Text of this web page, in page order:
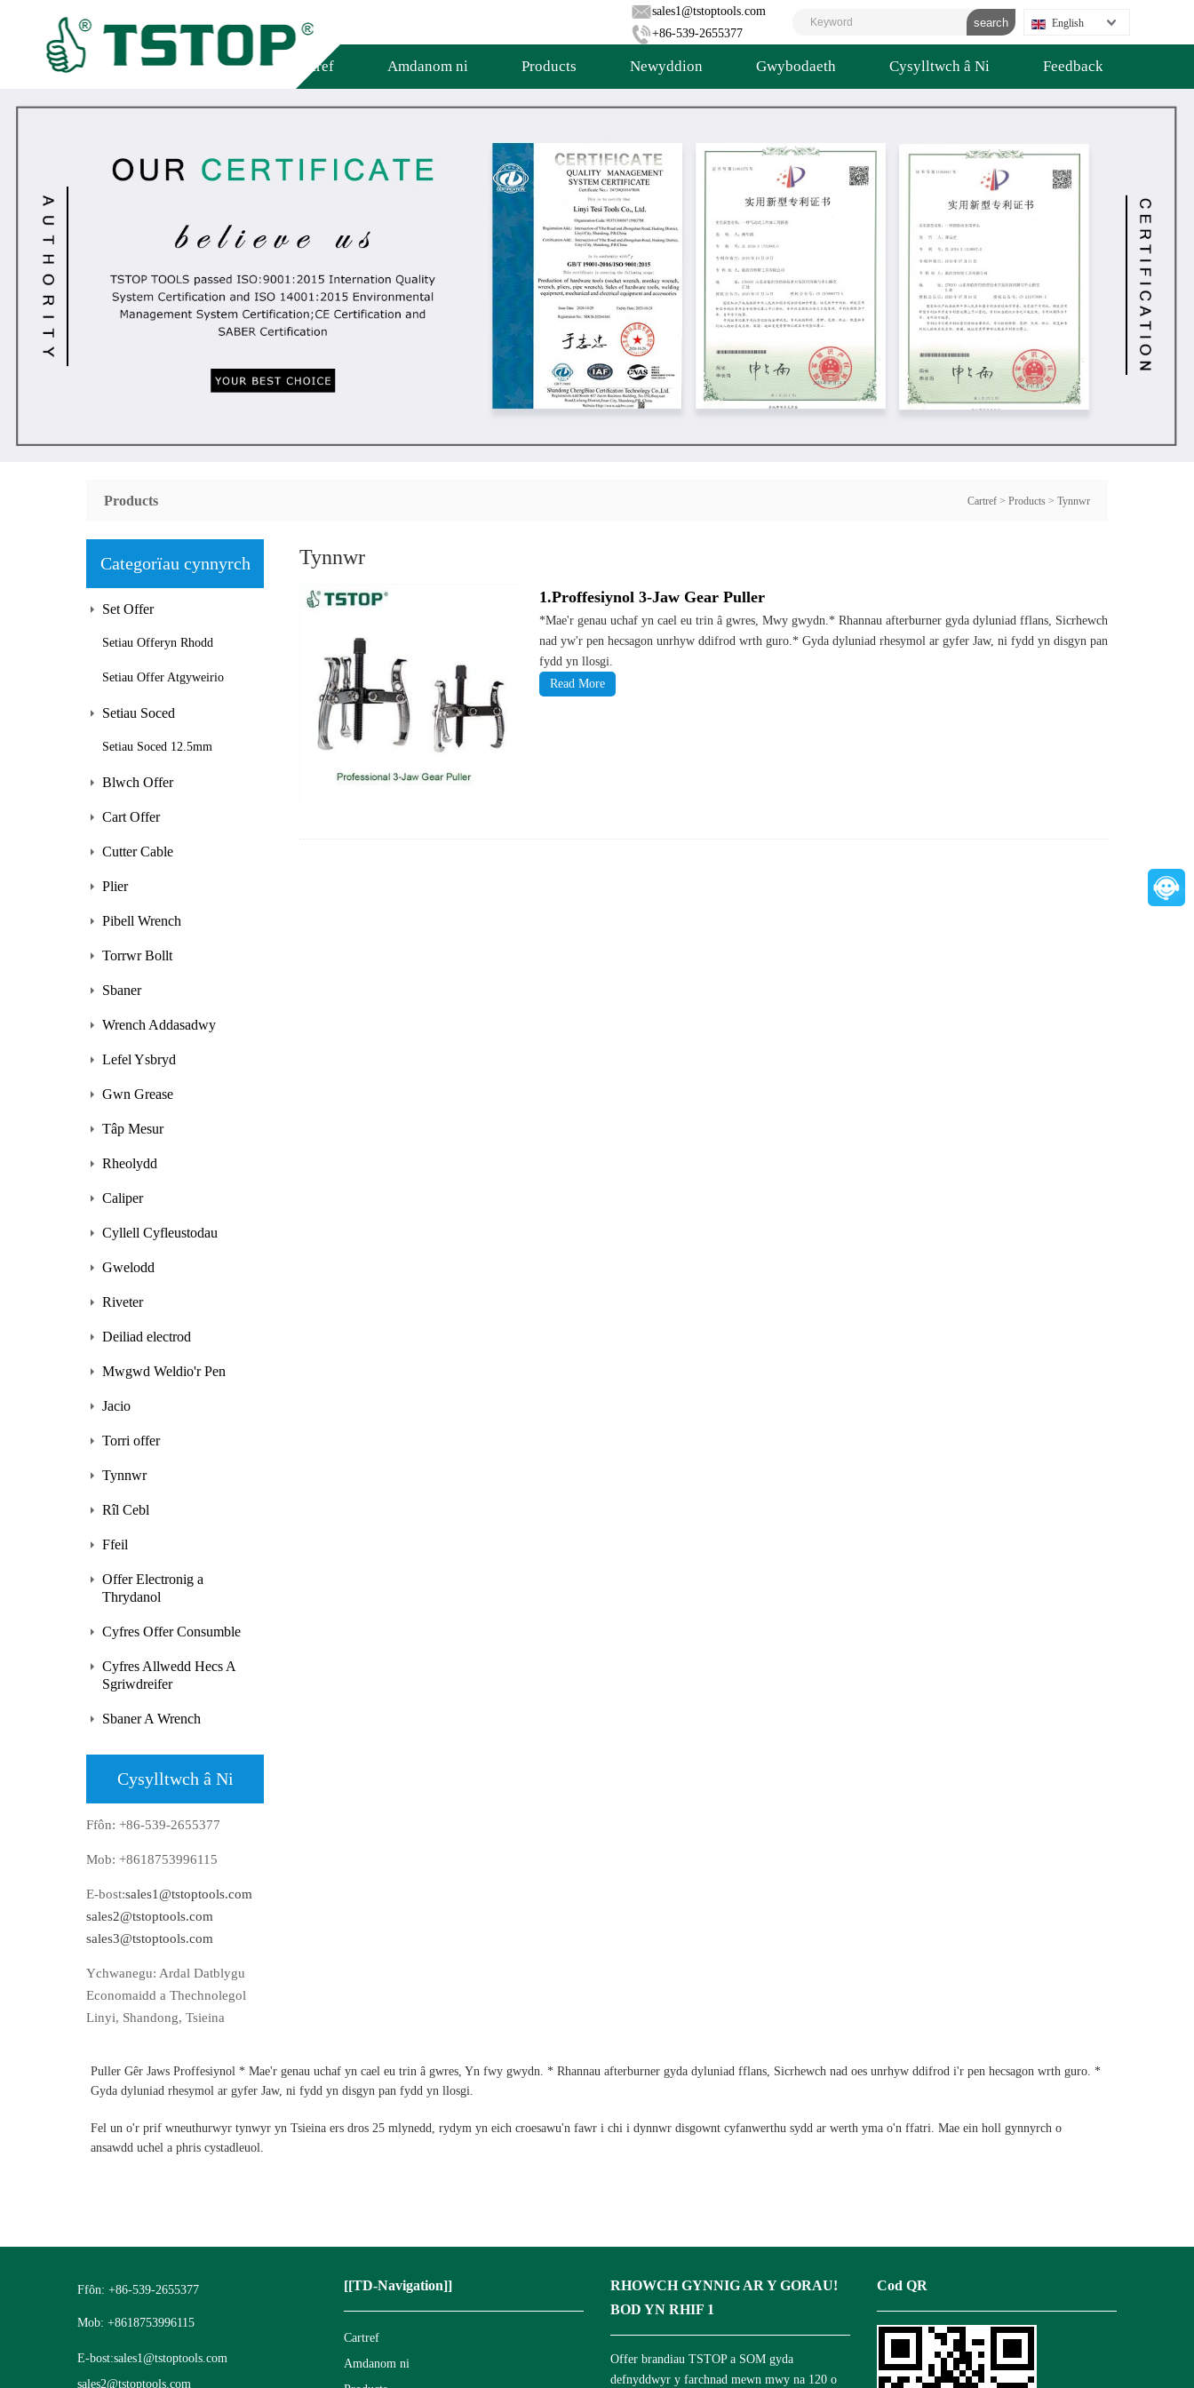
sales1@tstoptools.com
+86-539-2655377
English
Cartref Amdanom ni Products Newyddion Gwybodaeth Cysylltwch â Ni Feedback
Products Cartref > Products > Tynnwr
Categorïau cynnyrch
Set Offer
Setiau Offeryn Rhodd
Setiau Offer Atgyweirio
Setiau Soced
Setiau Soced 12.5mm
Blwch Offer
Cart Offer
Cutter Cable
Plier
Pibell Wrench
Torrwr Bollt
Sbaner
Wrench Addasadwy
Lefel Ysbryd
Gwn Grease
Tâp Mesur
Rheolydd
Caliper
Cyllell Cyfleustodau
Gwelodd
Riveter
Deiliad electrod
Mwgwd Weldio'r Pen
Jacio
Torri offer
Tynnwr
Rîl Cebl
Ffeil
Offer Electronig a
Thrydanol
Cyfres Offer Consumble
Cyfres Allwedd Hecs A
Sgriwdreifer
Sbaner A Wrench
Cysylltwch â Ni
Ffôn: +86-539-2655377
Mob: +8618753996115
E-bost:sales1@tstoptools.com
sales2@tstoptools.com
sales3@tstoptools.com
Ychwanegu: Ardal Datblygu
Economaidd a Thechnolegol
Linyi, Shandong, Tsieina
Tynnwr
1.Proffesiynol 3-Jaw Gear Puller
*Mae'r genau uchaf yn cael eu trin â gwres, Mwy gwydn.* Rhannau afterburner gyda dyluniad fflans, Sicrhewch
nad yw'r pen hecsagon unrhyw ddifrod wrth guro.* Gyda dyluniad rhesymol ar gyfer Jaw, ni fydd yn disgyn pan
fydd yn llosgi.
Read More
Puller Gêr Jaws Proffesiynol * Mae'r genau uchaf yn cael eu trin â gwres, Yn fwy gwydn. * Rhannau afterburner gyda dyluniad fflans, Sicrhewch nad oes unrhyw ddifrod i'r pen hecsagon wrth guro. *
Gyda dyluniad rhesymol ar gyfer Jaw, ni fydd yn disgyn pan fydd yn llosgi.
Fel un o'r prif wneuthurwyr tynwyr yn Tsieina ers dros 25 mlynedd, rydym yn eich croesawu'n fawr i chi i dynnwr disgownt cyfanwerthu sydd ar werth yma o'n ffatri. Mae ein holl gynnyrch o
ansawdd uchel a phris cystadleuol.
Ffôn: +86-539-2655377
Mob: +8618753996115
E-bost:sales1@tstoptools.com
sales2@tstoptools.com
[[TD-Navigation]]
Cartref
Amdanom ni
RHOWCH GYNNIG AR Y GORAU!
BOD YN RHIF 1
Offer brandiau TSTOP a SOM gyda
defnyddwyr y farchnad mewn mwy na 120 o
Cod QR